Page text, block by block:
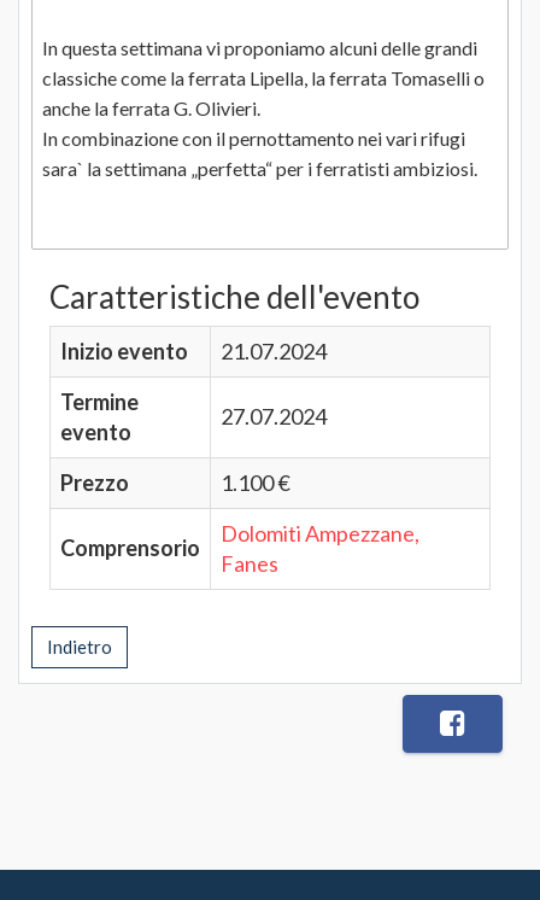
In questa settimana vi proponiamo alcuni delle grandi
classiche come la ferrata Lipella, la ferrata Tomaselli o
anche la ferrata G. Olivieri.
In combinazione con il pernottamento nei vari rifugi
sara` la settimana „perfetta“ per i ferratisti ambiziosi.
Caratteristiche dell'evento
Inizio evento
21.07.2024
Termine
evento
27.07.2024
Prezzo 1.100 €
Comprensorio
Dolomiti Ampezzane,
Fanes
Indietro